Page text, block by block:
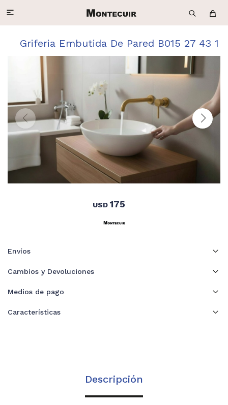

Griferia Embutida De Pared B015 27 43 1
USD 175
Envíos
Cambios y Devoluciones
Medios de pago
Características
Descripción